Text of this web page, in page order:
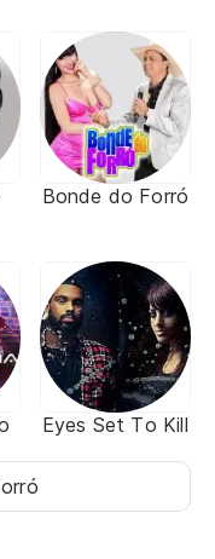
Bonde do Forró
Eyes Set To Kill